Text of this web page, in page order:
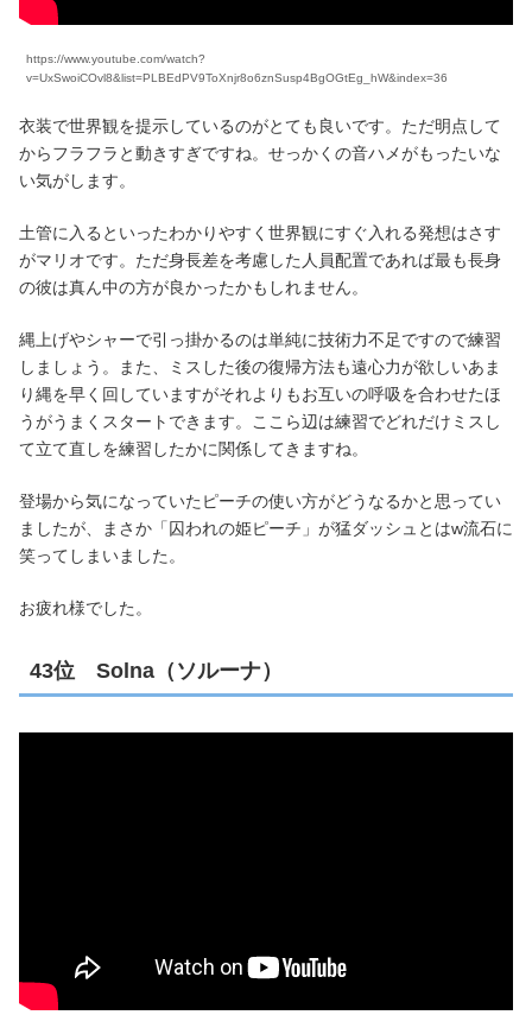
https://www.youtube.com/watch?
v=UxSwoiCOvl8&list=PLBEdPV9ToXnjr8o6znSusp4BgOGtEg_hW&index=36
衣装で世界観を提示しているのがとても良いです。ただ明点して
からフラフラと動きすぎですね。せっかくの音ハメがもったいな
い気がします。
土管に入るといったわかりやすく世界観にすぐ入れる発想はさす
がマリオです。ただ身長差を考慮した人員配置であれば最も長身
の彼は真ん中の方が良かったかもしれません。
縄上げやシャーで引っ掛かるのは単純に技術力不足ですので練習
しましょう。また、ミスした後の復帰方法も遠心力が欲しいあま
り縄を早く回していますがそれよりもお互いの呼吸を合わせたほ
うがうまくスタートできます。ここら辺は練習でどれだけミスし
て立て直しを練習したかに関係してきますね。
登場から気になっていたピーチの使い方がどうなるかと思ってい
ましたが、まさか「囚われの姫ピーチ」が猛ダッシュとはw流石に
笑ってしまいました。
お疲れ様でした。
43位 Solna（ソルーナ）